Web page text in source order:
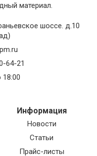
материал.
шоссе. д.10
64-21
18:00
Информация
Новости
Статьи
Прайс-листы